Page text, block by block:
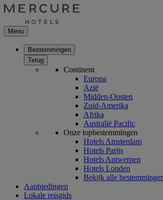
Menu
Bestemmingen
Terug
Continent
Europa
Azië
Midden-Oosten
Zuid-Amerika
Afrika
Australië Pacific
Onze topbestemmingen
Hotels Amsterdam
Hotels Parijs
Hotels Antwerpen
Hotels Londen
Bekijk alle
Aanbiedingen
Lokale reisgids